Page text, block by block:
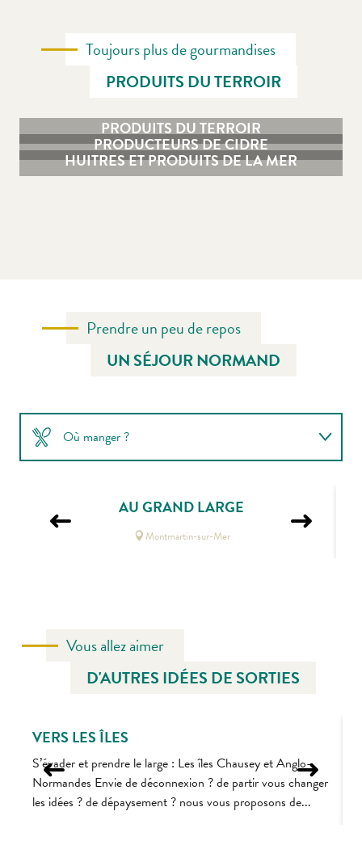
Toujours plus de gourmandises
PRODUITS DU TERROIR
PRODUITS DU TERROIR
PRODUCTEURS DE CIDRE
HUITRES ET PRODUITS DE LA MER
Prendre un peu de repos
UN SÉJOUR NORMAND
Où manger ?
Comment venir ?
AU GRAND LARGE
Montmartin-sur-Mer
Vous allez aimer
D'AUTRES IDÉES DE SORTIES
VERS LES ÎLES
S’évader et prendre le large : Les îles Chausey et Anglo-
Normandes Envie de déconnexion ? de partir vous changer
les idées ? de dépaysement ? nous vous proposons de...